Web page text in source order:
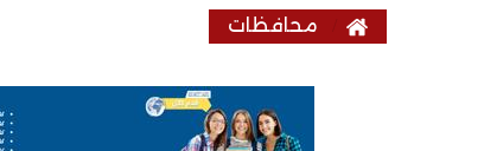
محافظات